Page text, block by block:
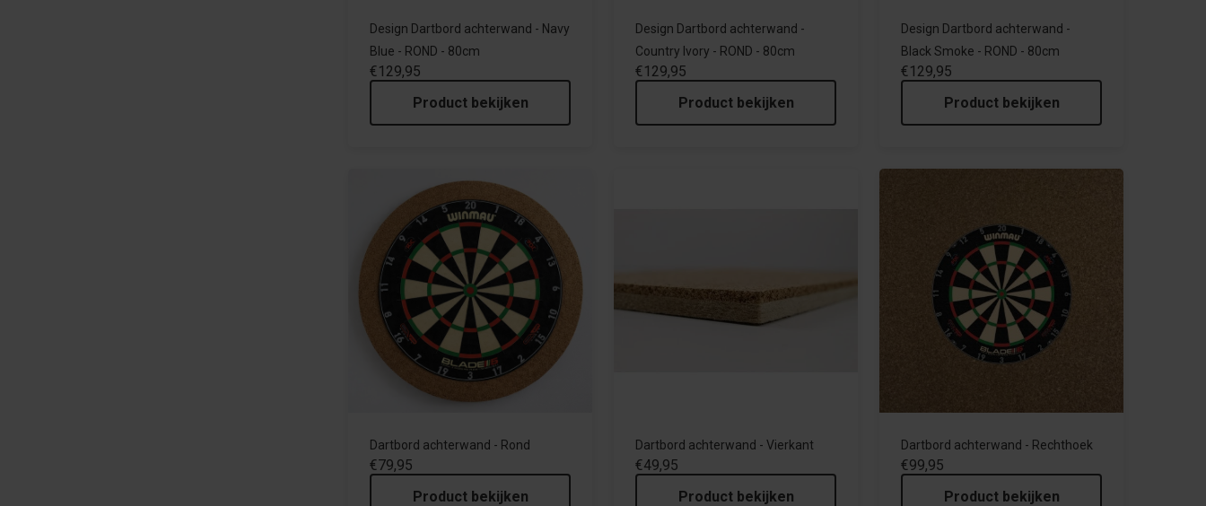
Design Dartbord achterwand - Navy
Blue - ROND - 80cm
€129,95
Product bekijken
Design Dartbord achterwand -
Country Ivory - ROND - 80cm
€129,95
Product bekijken
Design Dartbord achterwand -
Black Smoke - ROND - 80cm
€129,95
Product bekijken
Dartbord achterwand - Rond
€79,95
Product bekijken
Dartbord achterwand - Vierkant
€49,95
Product bekijken
Dartbord achterwand - Rechthoek
€99,95
Product bekijken